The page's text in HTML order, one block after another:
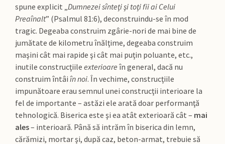
spune explicit „Dumnezei sînteţi şi toţi fii ai Celui
Preaînalt” (Psalmul 81:6), deconstruindu-se în mod
tragic. Degeaba construim zgârie-nori de mai bine de
jumătate de kilometru înălţime, degeaba construim
maşini cât mai rapide şi cât mai puţin poluante, etc.,
inutile construcţiile exterioare în general, dacă nu
construim întâi în noi. În vechime, construcţiile
impunătoare erau semnul unei construcţii interioare la
fel de importante – astăzi ele arată doar performanţă
tehnologică. Biserica este şi ea atât exterioară cât – mai
ales– interioară. Până să intrăm în biserica din lemn,
cărămizi, mortar şi, după caz, beton-armat, trebuie să